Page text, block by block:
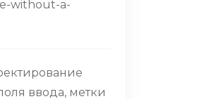
without-a-
ввода, метки